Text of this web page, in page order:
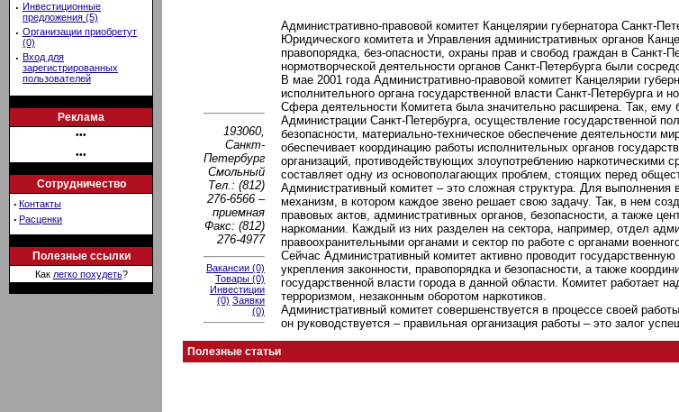
· Инвестиционные
предложения (5)
· Организации приобретут
(0)
· Вход для
зарегистрированных
пользователей
Реклама
•••
•••
Сотрудничество
· Контакты
· Расценки
Полезные ссылки
Как легко похудеть?
Административно-правовой комитет Канцелярии губернатора Санкт-
Юридического комитета и Управления административных органов
правопорядка, без-опасности, охраны прав и свобод граждан в Санкт-
нормотворческой деятельности органов Санкт-Петербурга были
В мае 2001 года Административно-правовой комитет Канцелярии
исполнительного органа государственной власти Санкт-Петербурга и
Сфера деятельности Комитета была значительно расширена. Так,
Администрации Санкт-Петербурга, осуществление государственной
безопасности, материально-техническое обеспечение деятельности
обеспечивает координацию работы исполнительных органов
организаций, противодействующих злоупотреблению наркотическими
составляет одну из основополагающих проблем, стоящих перед
Административный комитет – это сложная структура. Для
механизм, в котором каждое звено решает свою задачу. Так, в нем
правовых актов, административных органов, безопасности, а также
наркомании. Каждый из них разделен на сектора, например, отдел
правоохранительными органами и сектор по работе с органами
Сейчас Административный комитет активно проводит
укрепления законности, правопорядка и безопасности, а также
государственной власти города в данной области. Комитет работает
терроризмом, незаконным оборотом наркотиков.
Административный комитет совершенствуется в процессе своей
он руководствуется – правильная организация работы – это залог
193060,
Санкт-
Петербург
Смольный
Тел.: (812)
276-6566 –
приемная
Факс: (812)
276-4977
Вакансии (0)
Товары (0)
Инвестиции
(0) Заявки
(0)
Полезные статьи